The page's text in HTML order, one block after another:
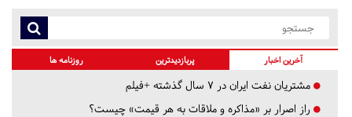
آخرین اخبار پربازدیدترین روزنامه ها
مشتریان نفت ایران در ۷ سال گذشته +فیلم
راز اصرار بر «مذاکره و ملاقات به هر قیمت» چیست؟